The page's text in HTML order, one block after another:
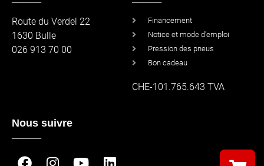
Route du Verdel 22
1630 Bulle
026 913 70 00
Financement
Notice et mode d'emploi
Pression des pneus
Bon cadeau
CHE-101.765.643 TVA
Nous suivre